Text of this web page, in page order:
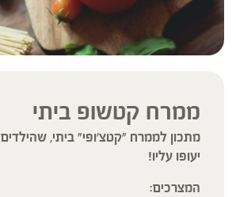
ממרח קטשופ ביתי
מתכון לממרח "קטצ'ופי" ביתי, שהילדים
יעופו עליו!
המצרכים: